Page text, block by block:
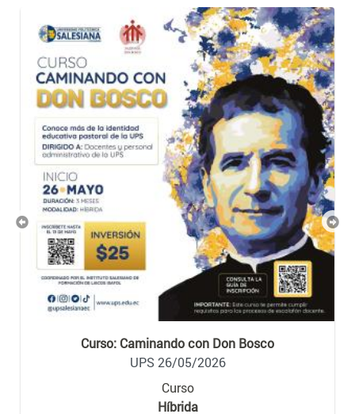
Curso: Caminando con Don Bosco
UPS 26/05/2026
Curso
Híbrida
Previous